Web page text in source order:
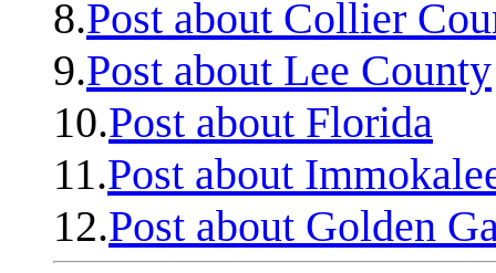
8.Post about Collier
9.Post about Lee County
10.Post about Florida
11.Post about
12.Post about Golden